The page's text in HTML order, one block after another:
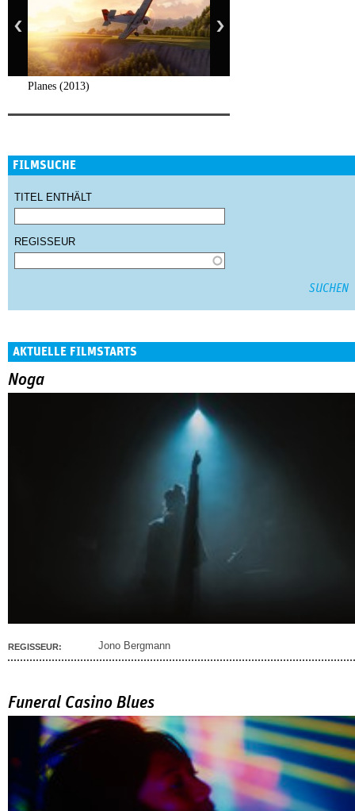
Planes (2013)
FILMSUCHE
TITEL ENTHÄLT
REGISSEUR
AKTUELLE FILMSTARTS
Noga
REGISSEUR: Jono Bergmann
Funeral Casino Blues